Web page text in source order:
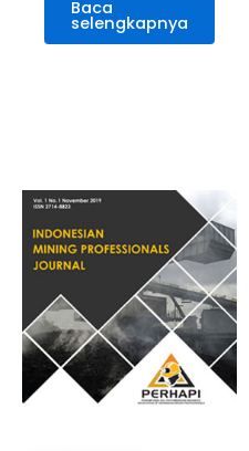
Baca
selengkapnya